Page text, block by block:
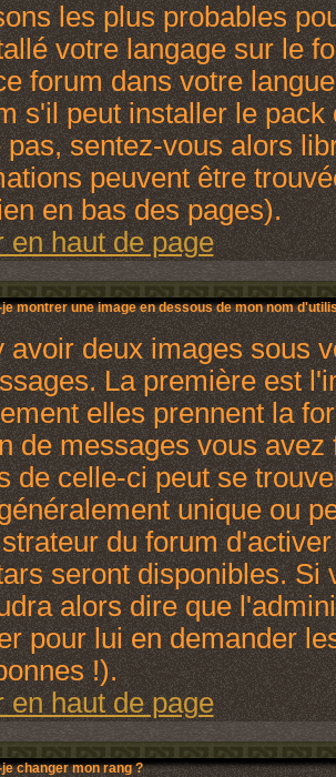
les plus probables
votre langage sur le
forum dans votre
s'il peut installer le
pas, sentez-vous alors
peuvent être
en bas des pages).
en haut de page
montrer une image en dessous de mon nom
avoir deux images sous
La première est
elles prennent la
de messages vous
de celle-ci peut se
unique ou
du forum
seront disponibles. Si
alors dire que
pour lui en demander
!).
en haut de page
changer mon rang ?